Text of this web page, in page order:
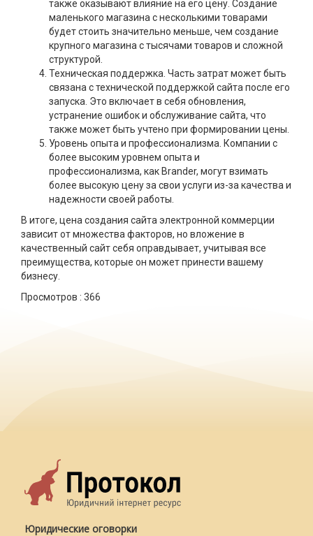
также оказывают влияние на его цену. Создание
маленького магазина с несколькими товарами
будет стоить значительно меньше, чем создание
крупного магазина с тысячами товаров и сложной
структурой.
Техническая поддержка. Часть затрат может быть
связана с технической поддержкой сайта после его
запуска. Это включает в себя обновления,
устранение ошибок и обслуживание сайта, что
также может быть учтено при формировании цены.
Уровень опыта и профессионализма. Компании с
более высоким уровнем опыта и
профессионализма, как Brander, могут взимать
более высокую цену за свои услуги из-за качества и
надежности своей работы.
В итоге, цена создания сайта электронной коммерции
зависит от множества факторов, но вложение в
качественный сайт себя оправдывает, учитывая все
преимущества, которые он может принести вашему
бизнесу.
Просмотров : 366
Юридические оговорки